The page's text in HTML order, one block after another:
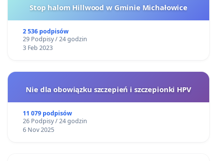
Stop halom Hillwood w Gminie Michałowice
2 536 podpisów
29 Podpisy / 24 godzin
3 Feb 2023
Nie dla obowiązku szczepień i szczepionki HPV
11 079 podpisów
26 Podpisy / 24 godzin
6 Nov 2025